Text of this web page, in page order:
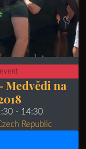
Medvědi na
- 14:30
Republic